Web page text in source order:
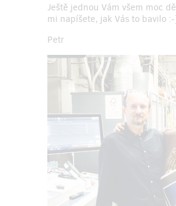
Ještě jednou Vám všem moc
mi napíšete, jak Vás to bavilo
Petr